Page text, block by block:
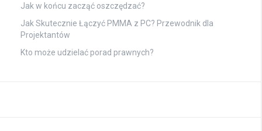
Jak w końcu zacząć oszczędzać?
Jak Skutecznie Łączyć PMMA z PC? Przewodnik dla
Projektantów
Kto może udzielać porad prawnych?